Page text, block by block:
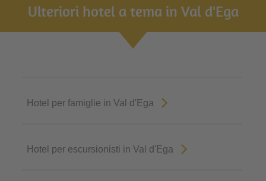
Ulteriori hotel a tema in Val d'Ega
Hotel per famiglie in Val d'Ega
Hotel per escursionisti in Val d'Ega